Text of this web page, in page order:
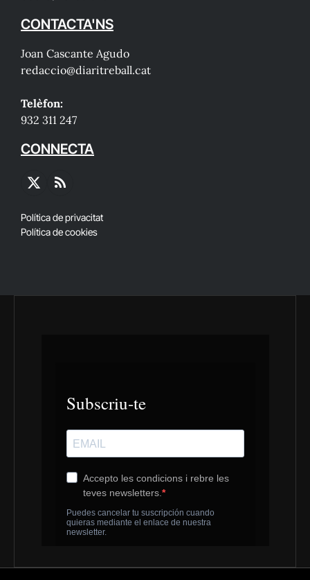
CONTACTA'NS
Joan Cascante Agudo
redaccio@diaritreball.cat
Telèfon:
932 311 247
CONNECTA
X
RSS
Política de privacitat
Política de cookies